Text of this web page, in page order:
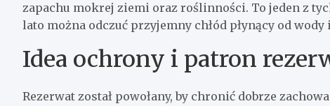
zapachu mokrej ziemi oraz roślinności. To jeden z
lato można odczuć przyjemny chłód płynący od
Idea ochrony i patron
Rezerwat został powołany, by chronić dobrze